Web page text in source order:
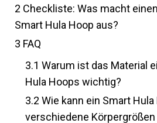
2 Checkliste: Was macht
Smart Hula Hoop aus?
3 FAQ
3.1 Warum ist das Material
Hula Hoops wichtig?
3.2 Wie kann ein Smart Hula
verschiedene